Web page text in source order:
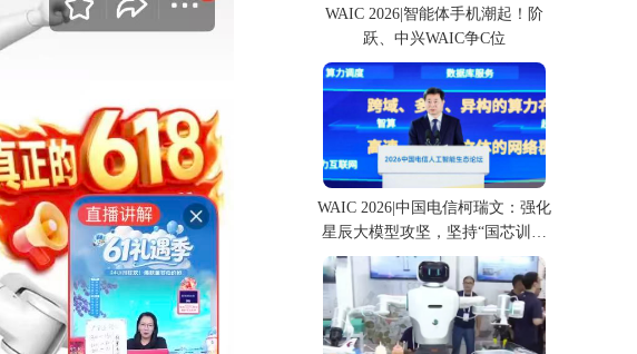
WAIC 2026|智能体手机潮起！阶
跃、中兴WAIC争C位
WAIC 2026|中国电信柯瑞文：强化
星辰大模型攻坚，坚持“国芯训国
模”